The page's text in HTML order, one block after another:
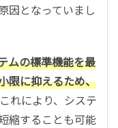
因となっていまし
ムの標準機能を最
限に抑えるため、
これにより、システ
縮することも可能